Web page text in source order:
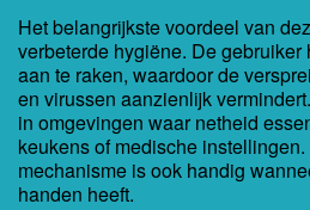
Het belangrijkste voordeel van
verbeterde hygiëne. De
aan te raken, waardoor de
en virussen aanzienlijk
in omgevingen waar netheid
keukens of medische
mechanisme is ook handig
handen heeft.